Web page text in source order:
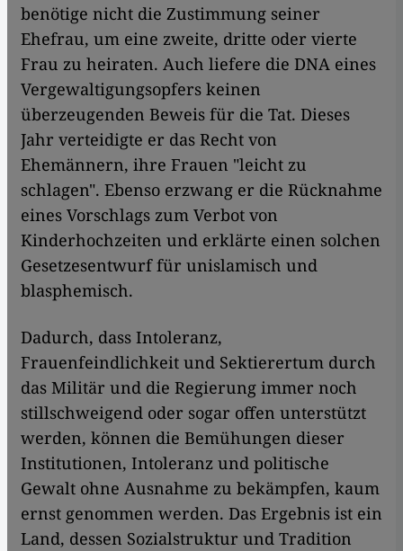
benötige nicht die Zustimmung seiner
Ehefrau, um eine zweite, dritte oder vierte
Frau zu heiraten. Auch liefere die DNA eines
Vergewaltigungsopfers keinen
überzeugenden Beweis für die Tat. Dieses
Jahr verteidigte er das Recht von
Ehemännern, ihre Frauen "leicht zu
schlagen". Ebenso erzwang er die Rücknahme
eines Vorschlags zum Verbot von
Kinderhochzeiten und erklärte einen solchen
Gesetzesentwurf für unislamisch und
blasphemisch.
Dadurch, dass Intoleranz,
Frauenfeindlichkeit und Sektierertum durch
das Militär und die Regierung immer noch
stillschweigend oder sogar offen unterstützt
werden, können die Bemühungen dieser
Institutionen, Intoleranz und politische
Gewalt ohne Ausnahme zu bekämpfen, kaum
ernst genommen werden. Das Ergebnis ist ein
Land, dessen Sozialstruktur und Tradition